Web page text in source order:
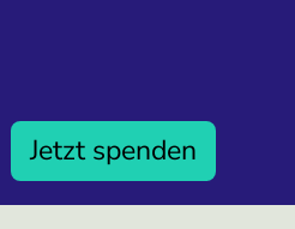
Jetzt spenden